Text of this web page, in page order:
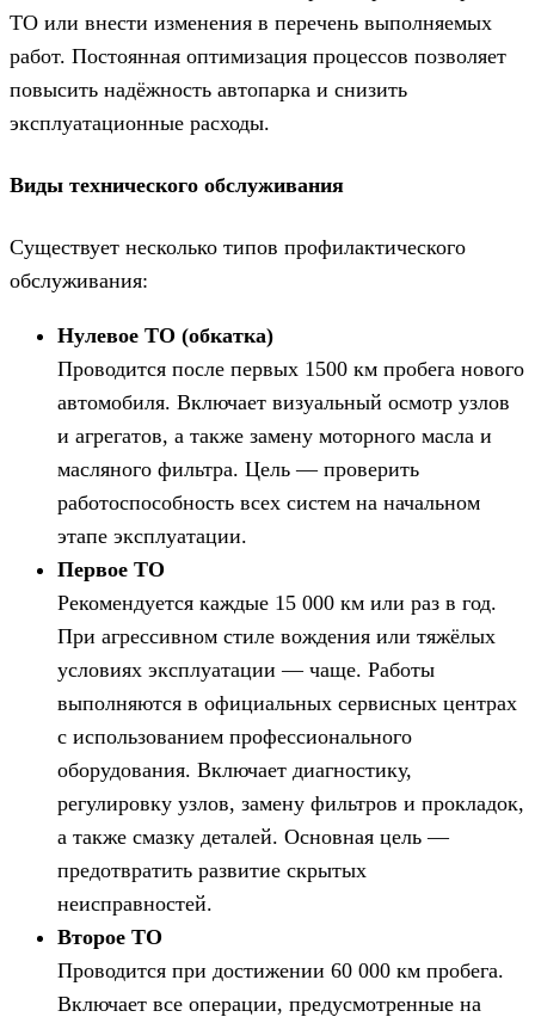
ТО или внести изменения в перечень выполняемых
работ. Постоянная оптимизация процессов позволяет
повысить надёжность автопарка и снизить
эксплуатационные расходы.
Виды технического обслуживания
Существует несколько типов профилактического
обслуживания:
Нулевое ТО (обкатка)
Проводится после первых 1500 км пробега нового
автомобиля. Включает визуальный осмотр узлов
и агрегатов, а также замену моторного масла и
масляного фильтра. Цель — проверить
работоспособность всех систем на начальном
этапе эксплуатации.
Первое ТО
Рекомендуется каждые 15 000 км или раз в год.
При агрессивном стиле вождения или тяжёлых
условиях эксплуатации — чаще. Работы
выполняются в официальных сервисных центрах
с использованием профессионального
оборудования. Включает диагностику,
регулировку узлов, замену фильтров и прокладок,
а также смазку деталей. Основная цель —
предотвратить развитие скрытых
неисправностей.
Второе ТО
Проводится при достижении 60 000 км пробега.
Включает все операции, предусмотренные на